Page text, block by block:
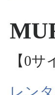
【0サ